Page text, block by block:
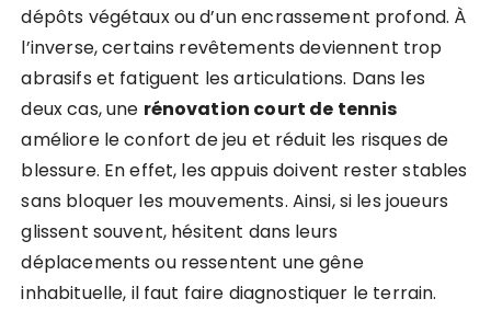
dépôts végétaux ou d’un encrassement profond. À
l’inverse, certains revêtements deviennent trop
abrasifs et fatiguent les articulations. Dans les
deux cas, une rénovation court de tennis
améliore le confort de jeu et réduit les risques de
blessure. En effet, les appuis doivent rester stables
sans bloquer les mouvements. Ainsi, si les joueurs
glissent souvent, hésitent dans leurs
déplacements ou ressentent une gêne
inhabituelle, il faut faire diagnostiquer le terrain.